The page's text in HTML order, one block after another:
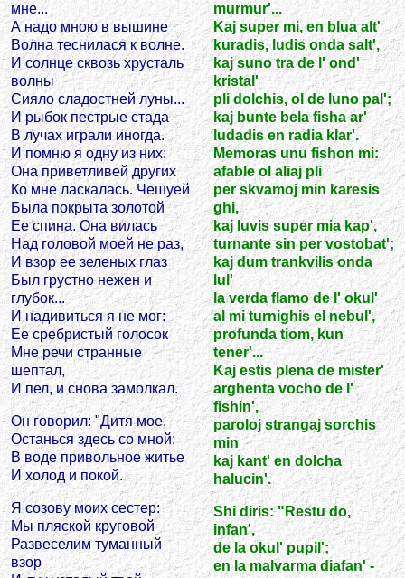
мне...
А надо мною в вышине
Волна теснилася к волне.
И солнце сквозь хрусталь
волны
Сияло сладостней луны...
И рыбок пестрые стада
В лучах играли иногда.
И помню я одну из них:
Она приветливей других
Ко мне ласкалась. Чешуей
Была покрыта золотой
Ее спина. Она вилась
Над головой моей не раз,
И взор ее зеленых глаз
Был грустно нежен и
глубок...
И надивиться я не мог:
Ее сребристый голосок
Мне речи странные
шептал,
И пел, и снова замолкал.
Он говорил: "Дитя мое,
Останься здесь со мной:
В воде привольное житье
И холод и покой.
Я созову моих сестер:
Мы пляской круговой
Развеселим туманный
взор
murmur'...
Kaj super mi, en blua alt'
kuradis, ludis onda salt',
kaj suno tra de l' ond'
kristal'
pli dolchis, ol de luno pal';
kaj bunte bela fisha ar'
ludadis en radia klar'.
Memoras unu fishon mi:
afable ol aliaj pli
per skvamoj min karesis
ghi,
kaj luvis super mia kap',
turnante sin per vostobat';
kaj dum trankvilis onda
lul'
la verda flamo de l' okul'
al mi turnighis el nebul',
profunda tiom, kun
tener'...
Kaj estis plena de mister'
arghenta vocho de l'
fishin',
paroloj strangaj sorchis
min
kaj kant' en dolcha
halucin'.
Shi diris: "Restu do,
infan',
de la okul' pupil';
en la malvarma diafan' -